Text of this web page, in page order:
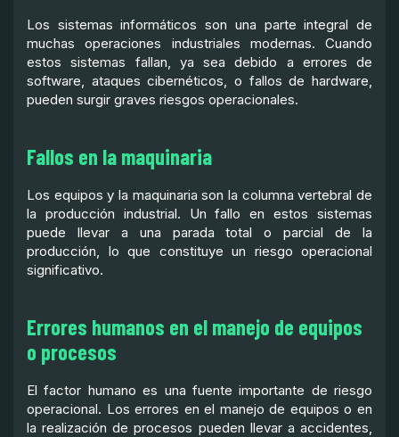
Los sistemas informáticos son una parte integral de
muchas operaciones industriales modernas. Cuando
estos sistemas fallan, ya sea debido a errores de
software, ataques cibernéticos, o fallos de hardware,
pueden surgir graves riesgos operacionales.
Fallos en la maquinaria
Los equipos y la maquinaria son la columna vertebral de
la producción industrial. Un fallo en estos sistemas
puede llevar a una parada total o parcial de la
producción, lo que constituye un riesgo operacional
significativo.
Errores humanos en el manejo de equipos
o procesos
El factor humano es una fuente importante de riesgo
operacional. Los errores en el manejo de equipos o en
la realización de procesos pueden llevar a accidentes,